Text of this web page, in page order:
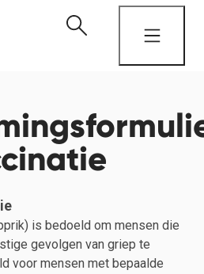
is bedoeld om mensen die
gevolgen van griep te
voor mensen met bepaalde